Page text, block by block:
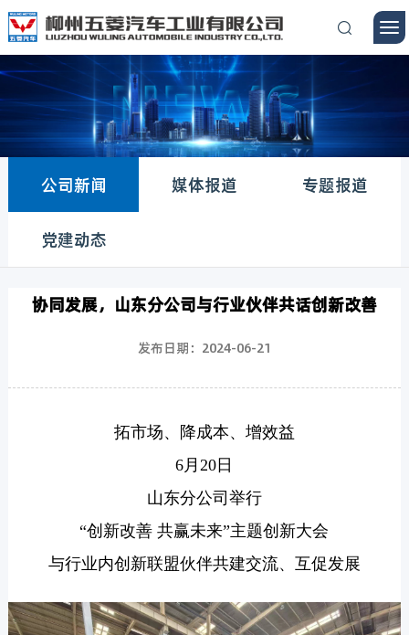
公司新闻 媒体报道 专题报道
党建动态
协同发展，山东分公司与行业伙伴共话创新改善
发布日期：2024-06-21
拓市场、降成本、增效益
6月20日
山东分公司举行
“创新改善 共赢未来”主题创新大会
与行业内创新联盟伙伴共建交流、互促发展